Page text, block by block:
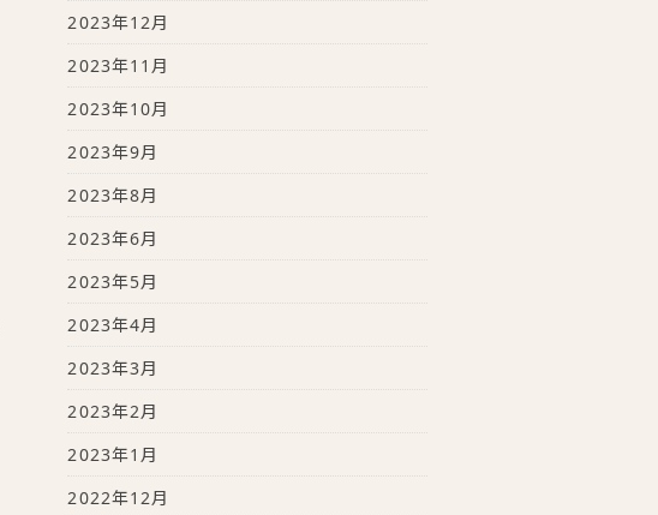
2023年12月
2023年11月
2023年10月
2023年9月
2023年8月
2023年6月
2023年5月
2023年4月
2023年3月
2023年2月
2023年1月
2022年12月